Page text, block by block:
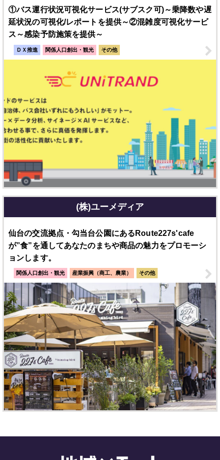
①バス運行状況可視化サービス(サブスク可)～乗降数や遅
延状況の可視化/レポートを提供～②混雑度可視化サービ
ス～感染予防施策を提供～
ＤＸ推進 関係人口創出・観光 その他
(株)ユーメディア
仙台の交流拠点・勾当台公園にあるRoute227s'cafe
が”食”を通してあなたのまちや商品の魅力をプロモーシ
ョンします。
関係人口創出・観光 産業振興（商工、農業） その他